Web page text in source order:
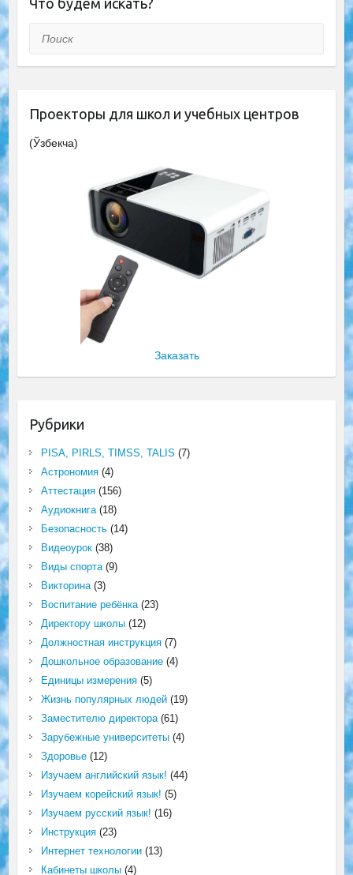
Что будем искать?
Поиск
Проекторы для школ и учебных центров
(Ўзбекча)
Заказать
Рубрики
PISA, PIRLS, TIMSS, TALIS (7)
Астрономия(4)
Аттестация(156)
Аудиокнига(18)
Безопасность(14)
Видеоурок(38)
Виды спорта(9)
Викторина(3)
Воспитание ребёнка(23)
Директору школы(12)
Должностная инструкция(7)
Дошкольное образование(4)
Единицы измерения(5)
Жизнь популярных людей(19)
Заместителю директора(61)
Зарубежные университеты(4)
Здоровье(12)
Изучаем английский язык! (44)
Изучаем корейский язык! (5)
Изучаем русский язык! (16)
Инструкция(23)
Интернет технологии(13)
Кабинеты школы(4)